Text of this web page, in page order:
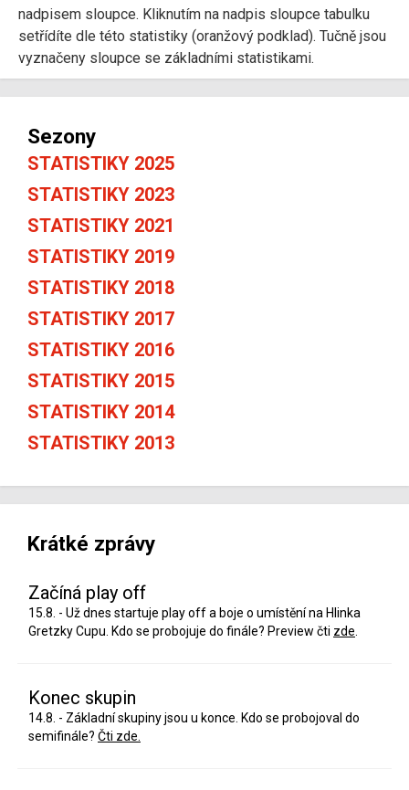
nadpisem sloupce. Kliknutím na nadpis sloupce tabulku
setřídíte dle této statistiky (oranžový podklad). Tučně jsou
vyznačeny sloupce se základními statistikami.
Sezony
STATISTIKY 2025
STATISTIKY 2023
STATISTIKY 2021
STATISTIKY 2019
STATISTIKY 2018
STATISTIKY 2017
STATISTIKY 2016
STATISTIKY 2015
STATISTIKY 2014
STATISTIKY 2013
Krátké zprávy
Začíná play off
15.8. - Už dnes startuje play off a boje o umístění na Hlinka
Gretzky Cupu. Kdo se probojuje do finále? Preview čti zde
Konec skupin
14.8. - Základní skupiny jsou u konce. Kdo se probojoval do
semifinále? Čti zde.